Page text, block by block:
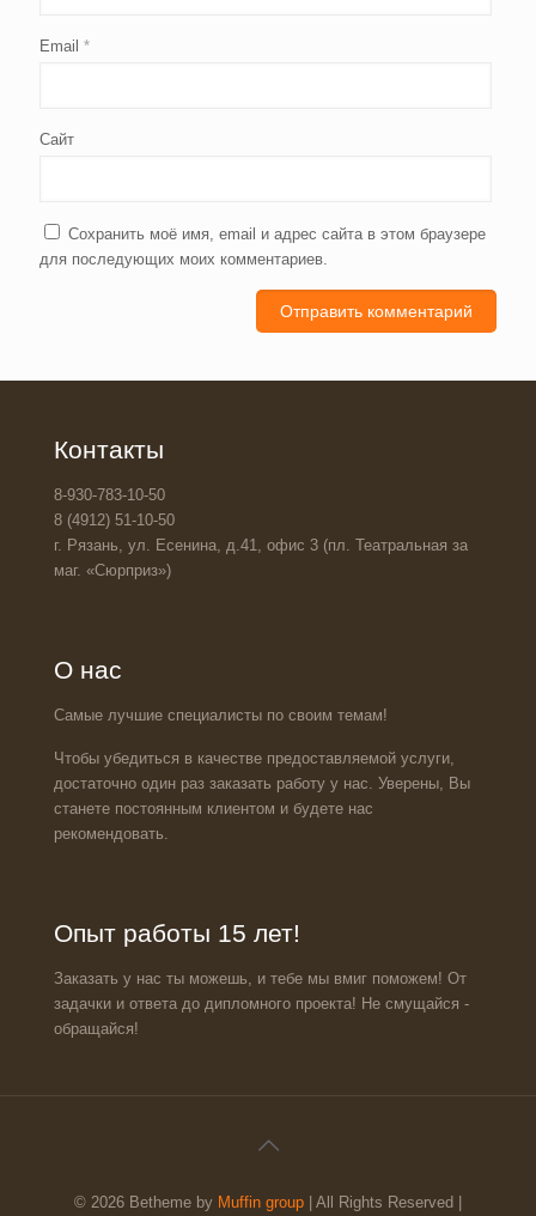
Email *
Сайт
Сохранить моё имя, email и адрес сайта в этом браузере
для последующих моих комментариев.
Контакты
8-930-783-10-50
8 (4912) 51-10-50
г. Рязань, ул. Есенина, д.41, офис 3 (пл. Театральная за
маг. «Сюрприз»)
О нас
Самые лучшие специалисты по своим темам!
Чтобы убедиться в качестве предоставляемой услуги,
достаточно один раз заказать работу у нас. Уверены, Вы
станете постоянным клиентом и будете нас
рекомендовать.
Опыт работы 15 лет!
Заказать у нас ты можешь, и тебе мы вмиг поможем! От
задачки и ответа до дипломного проекта! Не смущайся -
обращайся!
© 2026 Betheme by Muffin group | All Rights Reserved |